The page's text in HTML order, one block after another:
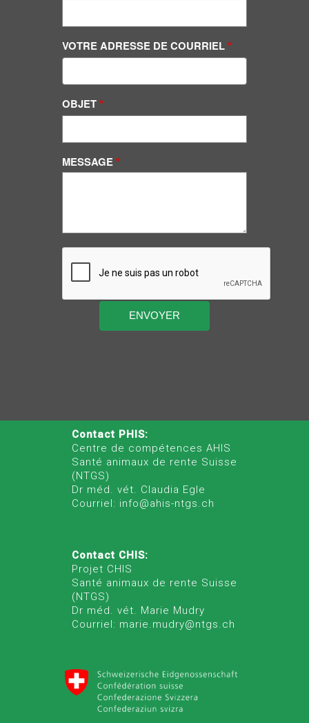
VOTRE ADRESSE DE COURRIEL
OBJET
MESSAGE
Contact PHIS:
Centre de compétences AHIS
Santé animaux de rente Suisse
(NTGS)
Dr méd. vét. Claudia Egle
Courriel: info@ahis-ntgs.ch
Contact CHIS:
Projet CHIS
Santé animaux de rente Suisse
(NTGS)
Dr méd. vét. Marie Mudry
Courriel: marie.mudry@ntgs.ch